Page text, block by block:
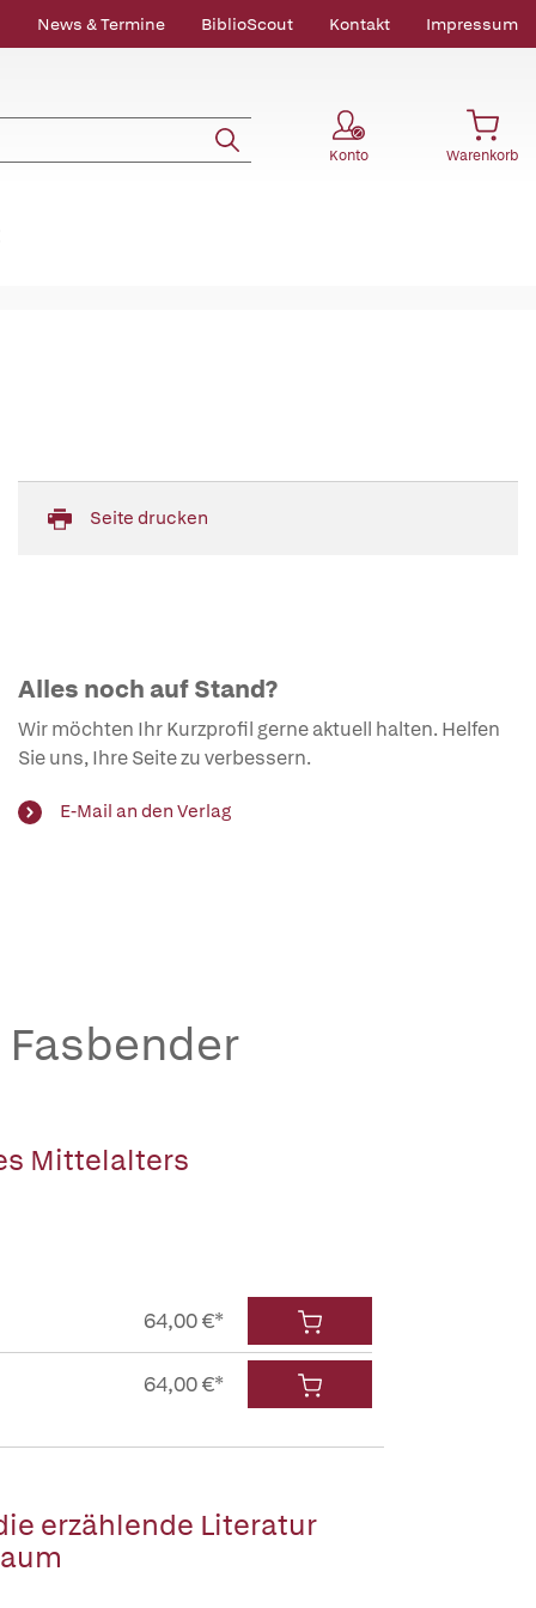
News & Termine BiblioScout Kontakt Impressum
Konto Warenkorb
Seite drucken
Alles noch auf Stand?
Wir möchten Ihr Kurzprofil gerne aktuell halten. Helfen
Sie uns, Ihre Seite zu verbessern.
E-Mail an den Verlag
Mittelalters
64,00 €*
64,00 €*
erzählende Literatur